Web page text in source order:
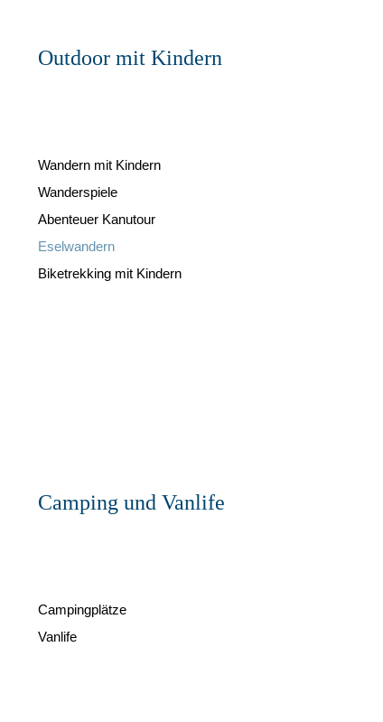
Outdoor mit Kindern
Wandern mit Kindern
Wanderspiele
Abenteuer Kanutour
Eselwandern
Biketrekking mit Kindern
Camping und Vanlife
Campingplätze
Vanlife